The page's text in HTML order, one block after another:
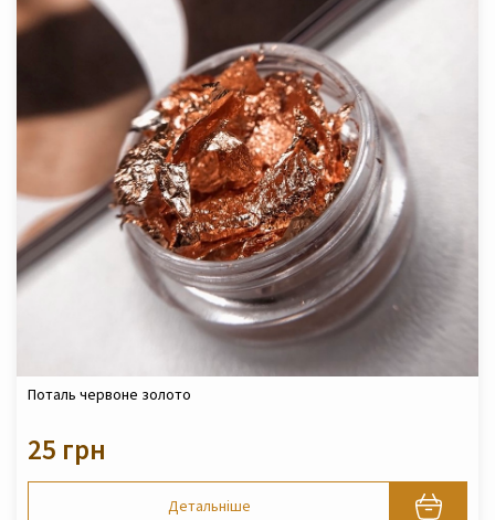
Поталь червоне золото
25 грн
Детальніше